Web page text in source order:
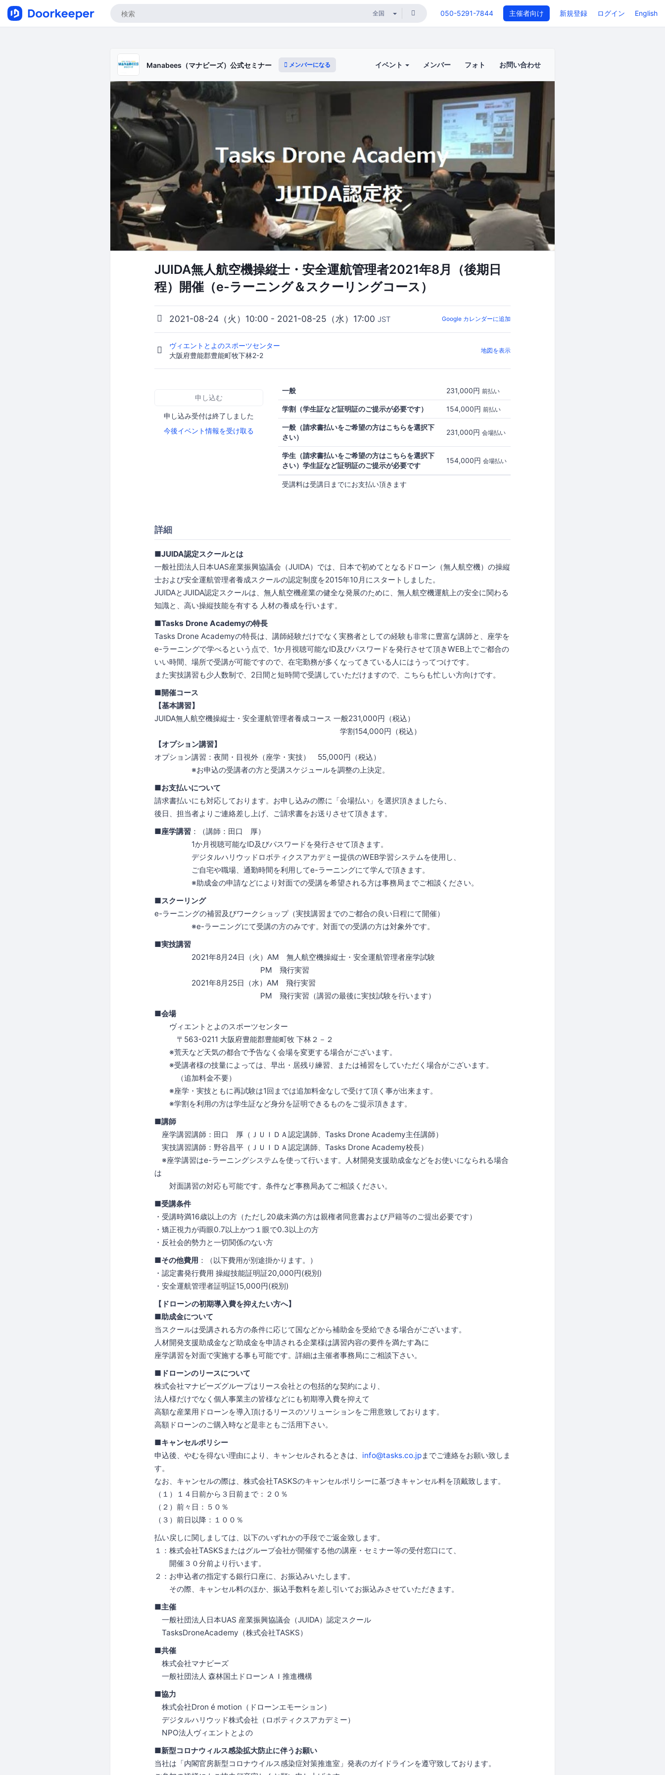
050-5291-7844 主催者向け 新規登録 ログイン English
Manabees（マナビーズ）公式セミナー メンバーになる イベント メンバー フォト お問い合わせ
JUIDA無人航空機操縦士・安全運航管理者2021年8月（後期日
程）開催（e-ラーニング＆スクーリングコース）
2021-08-24（火）10:00 - 2021-08-25（水）17:00 JST Google カレンダーに追加
ヴィエントとよのスポーツセンター
大阪府豊能郡豊能町牧下林2-2
地図を表示
申し込む
申し込み受付は終了しました
今後イベント情報を受け取る
一般 231,000円 前払い
学割（学生証など証明証のご提示が必要です） 154,000円 前払い
一般（請求書払いをご希望の方はこちらを選択下
さい）
231,000円 会場払い
学生（請求書払いをご希望の方はこちらを選択下
さい）学生証など証明証のご提示が必要です
154,000円 会場払い
受講料は受講日までにお支払い頂きます
詳細
■JUIDA認定スクールとは
一般社団法人日本UAS産業振興協議会（JUIDA）では、日本で初めてとなるドローン（無人航空機）の操縦
士および安全運航管理者養成スクールの認定制度を2015年10月にスタートしました。
JUIDAとJUIDA認定スクールは、無人航空機産業の健全な発展のために、無人航空機運航上の安全に関わる
知識と、高い操縦技能を有する 人材の養成を行います。
■Tasks Drone Academyの特長
Tasks Drone Academyの特長は、講師経験だけでなく実務者としての経験も非常に豊富な講師と、座学を
e-ラーニングで学べるという点で、1か月視聴可能なID及びパスワードを発行させて頂きWEB上でご都合の
いい時間、場所で受講が可能ですので、在宅勤務が多くなってきている人にはうってつけです。
また実技講習も少人数制で、2日間と短時間で受講していただけますので、こちらも忙しい方向けです。
■開催コース
【基本講習】
JUIDA無人航空機操縦士・安全運航管理者養成コース 一般231,000円（税込）
学割154,000円（税込）
【オプション講習】
オプション講習：夜間・目視外（座学・実技） 55,000円（税込）
※お申込の受講者の方と受講スケジュールを調整の上決定。
■お支払いについて
請求書払いにも対応しております。お申し込みの際に「会場払い」を選択頂きましたら、
後日、担当者よりご連絡差し上げ、ご請求書をお送りさせて頂きます。
■座学講習 ：（講師：田口 厚）
1か月視聴可能なID及びパスワードを発行させて頂きます。
デジタルハリウッドロボティクスアカデミー提供のWEB学習システムを使用し、
ご自宅や職場、通勤時間を利用してe-ラーニングにて学んで頂きます。
※助成金の申請などにより対面での受講を希望される方は事務局までご相談ください。
■スクーリング
e-ラーニングの補習及びワークショップ（実技講習までのご都合の良い日程にて開催）
※e-ラーニングにて受講の方のみです。対面での受講の方は対象外です。
■実技講習
2021年8月24日（火）AM 無人航空機操縦士・安全運航管理者座学試験
PM 飛行実習
2021年8月25日（水）AM 飛行実習
PM 飛行実習（講習の最後に実技試験を行います）
■会場
ヴィエントとよのスポーツセンター
〒563-0211 大阪府豊能郡豊能町牧 下林２－２
※荒天など天気の都合で予告なく会場を変更する場合がございます。
※受講者様の技量によっては、早出・居残り練習、または補習をしていただく場合がございます。
（追加料金不要）
※座学・実技ともに再試験は1回までは追加料金なしで受けて頂く事が出来ます。
※学割を利用の方は学生証など身分を証明できるものをご提示頂きます。
■講師
座学講習講師：田口 厚（ＪＵＩＤＡ認定講師、Tasks Drone Academy主任講師）
実技講習講師：野谷昌平（ＪＵＩＤＡ認定講師、Tasks Drone Academy校長）
※座学講習はe-ラーニングシステムを使って行います。人材開発支援助成金などをお使いになられる場合
は
対面講習の対応も可能です。条件など事務局あてご相談ください。
■受講条件
・受講時満16歳以上の方（ただし20歳未満の方は親権者同意書および戸籍等のご提出必要です）
・矯正視力が両眼0.7以上かつ１眼で0.3以上の方
・反社会的勢力と一切関係のない方
■その他費用 ：（以下費用が別途掛かります。）
・認定書発行費用 操縦技能証明証20,000円(税別)
・安全運航管理者証明証15,000円(税別)
【ドローンの初期導入費を抑えたい方へ】
■助成金について
当スクールは受講される方の条件に応じて国などから補助金を受給できる場合がございます。
人材開発支援助成金など助成金を申請される企業様は講習内容の要件を満たす為に
座学講習を対面で実施する事も可能です。詳細は主催者事務局にご相談下さい。
■ドローンのリースについて
株式会社マナビーズグループはリース会社との包括的な契約により、
法人様だけでなく個人事業主の皆様などにも初期導入費を抑えて
高額な産業用ドローンを導入頂けるリースのソリューションをご用意致しております。
高額ドローンのご購入時など是非ともご活用下さい。
■キャンセルポリシー
申込後、やむを得ない理由により、キャンセルされるときは、 info@tasks.co.jpまでご連絡をお願い致しま
す。
なお、キャンセルの際は、株式会社TASKSのキャンセルポリシーに基づきキャンセル料を頂戴致します。
（１）１４日前から３日前まで：２０％
（２）前々日：５０％
（３）前日以降：１００％
払い戻しに関しましては、以下のいずれかの手段でご返金致します。
１：株式会社TASKSまたはグループ会社が開催する他の講座・セミナー等の受付窓口にて、
開催３０分前より行います。
２：お申込者の指定する銀行口座に、お振込みいたします。
その際、キャンセル料のほか、振込手数料を差し引いてお振込みさせていただきます。
■主催
一般社団法人日本UAS 産業振興協議会（JUIDA）認定スクール
TasksDroneAcademy（株式会社TASKS）
■共催
株式会社マナビーズ
一般社団法人 森林国土ドローンＡＩ推進機構
■協力
株式会社Dron é motion（ドローンエモーション）
デジタルハリウッド株式会社（ロボティクスアカデミー）
NPO法人ヴィエントとよの
■新型コロナウィルス感染拡大防止に伴うお願い
当社は「内閣官房新型コロナウイルス感染症対策推進室」発表のガイドラインを遵守致しております。